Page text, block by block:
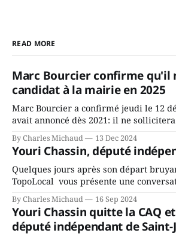
READ MORE
Marc Bourcier confirme qu'il
candidat à la mairie en 2025
Marc Bourcier a confirmé jeudi le 12
avait annoncé dès 2021: il ne
mandat à titre de maire de Saint-
fait l’annonce en s’adressant aux
rassemblés en soirée pour leur
By Charles Michaud 13 Dec 2024
Youri Chassin, député
Quelques jours après son départ
TopoLocal vous présente une
Chassin. Nous avons causé de sa
depuis longtemps? Sera-t-il candidat
ans? Joindrait-il un autre parti, par
conservateurs d’Éric Duhaime? Que lui
By Charles Michaud 16 Sep 2024
Youri Chassin quitte la CAQ
député indépendant de Saint-